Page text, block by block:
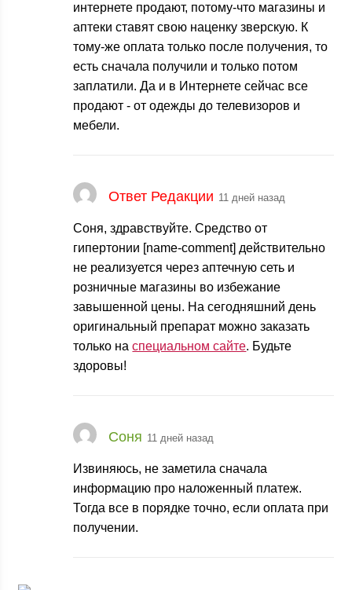
интернете продают, потому-что магазины и
аптеки ставят свою наценку зверскую. К
тому-же оплата только после получения, то
есть сначала получили и только потом
заплатили. Да и в Интернете сейчас все
продают - от одежды до телевизоров и
мебели.
Ответ Редакции 11 дней назад
Соня, здравствуйте. Средство от
гипертонии [name-comment] действительно
не реализуется через аптечную сеть и
розничные магазины во избежание
завышенной цены. На сегодняшний день
оригинальный препарат можно заказать
только наспециальном сайте. Будьте
здоровы!
Соня 11 дней назад
Извиняюсь, не заметила сначала
информацию про наложенный платеж.
Тогда все в порядке точно, если оплата при
получении.